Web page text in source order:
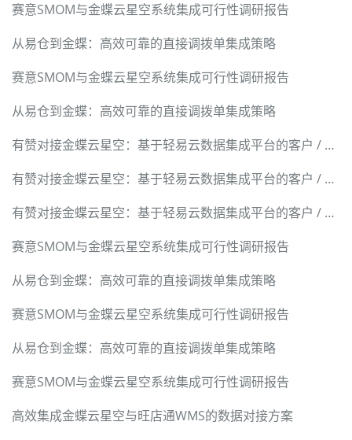
赛意SMOM与金蝶云星空系统集成可行性调研报告
从易仓到金蝶：高效可靠的直接调拨单集成策略
赛意SMOM与金蝶云星空系统集成可行性调研报告
从易仓到金蝶：高效可靠的直接调拨单集成策略
有赞对接金蝶云星空：基于轻易云数据集成平台的客户 / 商品 / 订单 / 退货 / 积分全链路技术实现
有赞对接金蝶云星空：基于轻易云数据集成平台的客户 / 商品 / 订单 / 退货 / 积分全链路技术实现
有赞对接金蝶云星空：基于轻易云数据集成平台的客户 / 商品 / 订单 / 退货 / 积分全链路技术实现
赛意SMOM与金蝶云星空系统集成可行性调研报告
从易仓到金蝶：高效可靠的直接调拨单集成策略
赛意SMOM与金蝶云星空系统集成可行性调研报告
从易仓到金蝶：高效可靠的直接调拨单集成策略
赛意SMOM与金蝶云星空系统集成可行性调研报告
高效集成金蝶云星空与旺店通WMS的数据对接方案